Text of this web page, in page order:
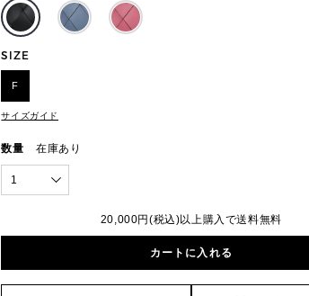
SIZE
F
サイズガイド
数量 在庫あり
1
20,000円(税込)以上購入で送料無料
カートに入れる